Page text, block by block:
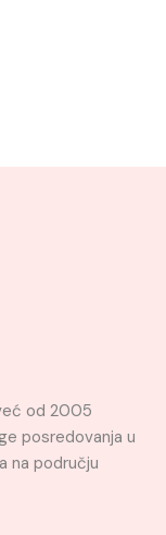
od 2005
posredovanja u
na području